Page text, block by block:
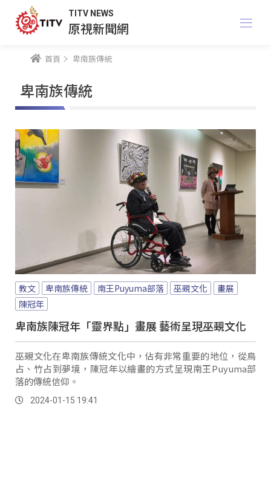
TITV NEWS
原視新聞網
首頁 卑南族傳統
卑南族傳統
教文 卑南族傳統 南王Puyuma部落 巫覡文化
畫展
陳冠年
卑南族陳冠年「靈界點」畫展 藝術呈現巫覡文化
巫覡文化在卑南族傳統文化中，佔有非常重要的地位，從鳥
占、竹占到夢境，陳冠年以繪畫的方式呈現南王Puyuma部
落的傳統信仰。
2024-01-15 19:41